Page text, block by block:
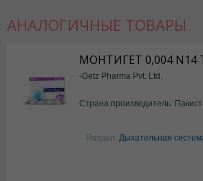
АНАЛОГИЧНЫЕ ТОВАРЫ
МОНТИГЕТ 0,004 N14
-Getz Pharma Pvt. Ltd.
Страна производитель:
Раздел: Дыхательная